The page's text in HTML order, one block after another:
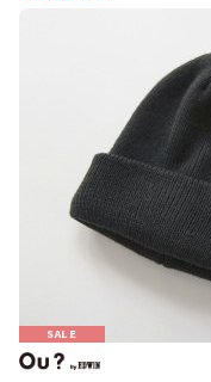
SALE